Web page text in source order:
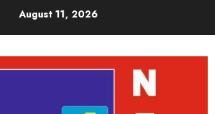
August 11, 2026